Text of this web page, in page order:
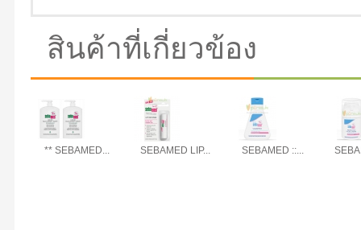
สินค้าที่เกี่ยวข้อง
** SEBAMED... SEBAMED LIP... SEBAMED ::...